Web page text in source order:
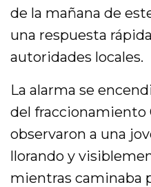
de la mañana de
una respuesta
autoridades locales.
La alarma se
del fraccionamiento
observaron a una
llorando y
mientras caminaba